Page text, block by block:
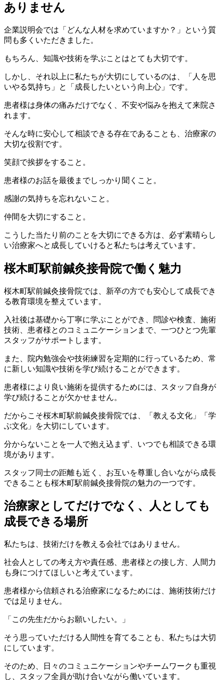
ありません
企業説明会では「どんな人材を求めていますか？」という質
問も多くいただきました。
もちろん、知識や技術を学ぶことはとても大切です。
しかし、それ以上に私たちが大切にしているのは、「人を思
いやる気持ち」と「成長したいという向上心」です。
患者様は身体の痛みだけでなく、不安や悩みを抱えて来院さ
れます。
そんな時に安心して相談できる存在であることも、治療家の
大切な役割です。
笑顔で挨拶をすること。
患者様のお話を最後までしっかり聞くこと。
感謝の気持ちを忘れないこと。
仲間を大切にすること。
こうした当たり前のことを大切にできる方は、必ず素晴らし
い治療家へと成長していけると私たちは考えています。
桜木町駅前鍼灸接骨院で働く魅力
桜木町駅前鍼灸接骨院では、新卒の方でも安心して成長でき
る教育環境を整えています。
入社後は基礎から丁寧に学ぶことができ、問診や検査、施術
技術、患者様とのコミュニケーションまで、一つひとつ先輩
スタッフがサポートします。
また、院内勉強会や技術練習を定期的に行っているため、常
に新しい知識や技術を学び続けることができます。
患者様により良い施術を提供するためには、スタッフ自身が
学び続けることが欠かせません。
だからこそ桜木町駅前鍼灸接骨院では、「教える文化」「学
ぶ文化」を大切にしています。
分からないことを一人で抱え込まず、いつでも相談できる環
境があります。
スタッフ同士の距離も近く、お互いを尊重し合いながら成長
できることも桜木町駅前鍼灸接骨院の魅力の一つです。
治療家としてだけでなく、人としても
成長できる場所
私たちは、技術だけを教える会社ではありません。
社会人としての考え方や責任感、患者様との接し方、人間力
も身につけてほしいと考えています。
患者様から信頼される治療家になるためには、施術技術だけ
では足りません。
「この先生だからお願いしたい。」
そう思っていただける人間性を育てることも、私たちは大切
にしています。
そのため、日々のコミュニケーションやチームワークも重視
し、スタッフ全員が助け合いながら働いています。